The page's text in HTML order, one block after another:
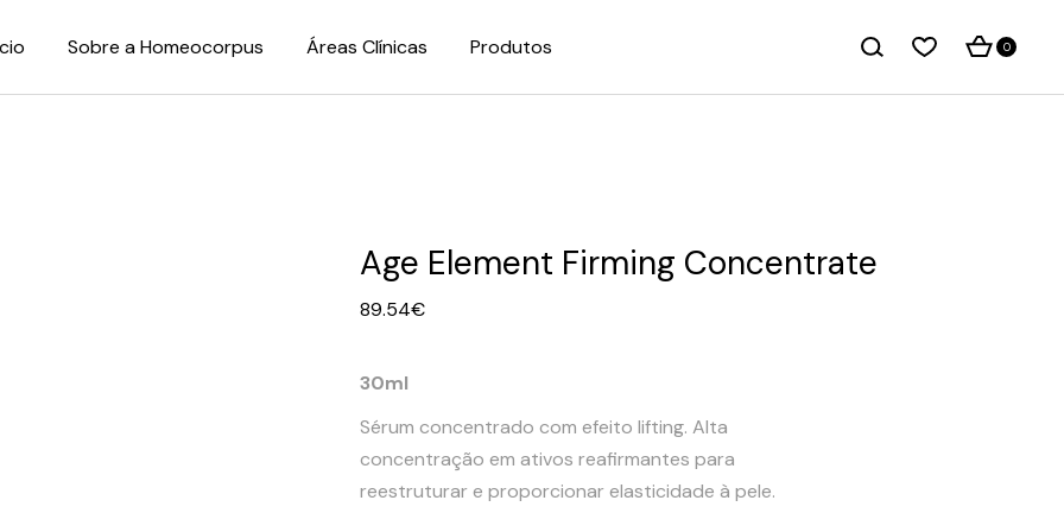
Sobre a Homeocorpus Áreas Clínicas Produtos 0
Age Element Firming Concentrate
89.54€
30ml
Sérum concentrado com efeito lifting. Alta
concentração em ativos reafirmantes para
reestruturar e proporcionar elasticidade à pele.